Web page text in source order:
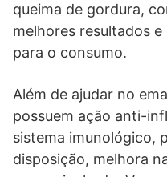
queima de gordura,
melhores resultados
para o consumo.
Além de ajudar no
possuem ação anti-
sistema imunológico,
disposição, melhora